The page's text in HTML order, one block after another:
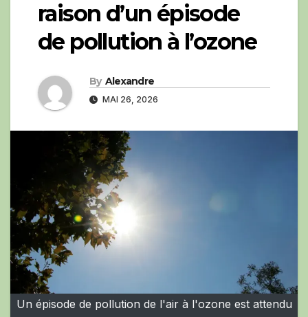
raison d’un épisode
de pollution à l’ozone
By Alexandre
MAI 26, 2026
Un épisode de pollution de l'air à l'ozone est attendu